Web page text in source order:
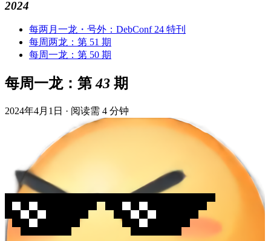
2024
每两月一龙・号外：DebConf 24 特刊
每周两龙：第 51 期
每周一龙：第 50 期
每周一龙：第 43 期
2024年4月1日 · 阅读需 4 分钟